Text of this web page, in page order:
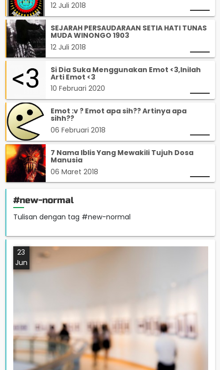
12 Juli 2018
SEJARAH PERSAUDARAAN SETIA HATI TUNAS
MUDA WINONGO 1903
12 Juli 2018
Si Dia Suka Menggunakan Emot <3,Inilah
Arti Emot <3
10 Februari 2020
Emot :v ? Emot apa sih?? Artinya apa
sihh??
06 Februari 2018
7 Nama Iblis Yang Mewakili Tujuh Dosa
Manusia
06 Maret 2018
#new-normal
Tulisan dengan tag #new-normal
23
Jun